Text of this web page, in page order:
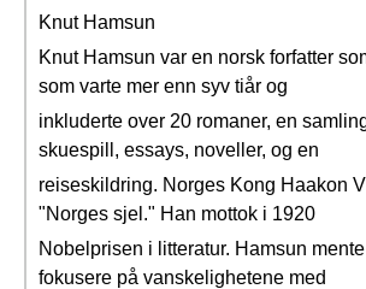
Knut Hamsun
Knut Hamsun var en norsk forfatter
som varte mer enn syv tiår og
inkluderte over 20 romaner, en
skuespill, essays, noveller, og en
reiseskildring. Norges Kong Haakon
"Norges sjel." Han mottok i 1920
Nobelprisen i litteratur. Hamsun
fokusere på vanskelighetene med